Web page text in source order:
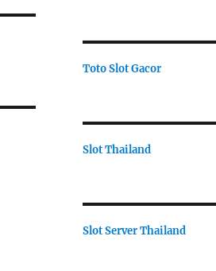
Toto Slot Gacor
Slot Thailand
Slot Server Thailand